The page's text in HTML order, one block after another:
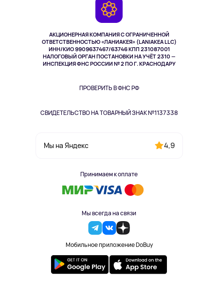
АКЦИОНЕРНАЯ КОМПАНИЯ С ОГРАНИЧЕННОЙ
ОТВЕТСТВЕННОСТЬЮ «ЛАНИАКЕЯ» (LANIAKEA LLC)
ИНН/КИО 9909637467/63746 КПП 231087001
НАЛОГОВЫЙ ОРГАН ПОСТАНОВКИ НА УЧЁТ 2310 —
ИНСПЕКЦИЯ ФНС РОССИИ № 2 ПО Г. КРАСНОДАРУ
ПРОВЕРИТЬ В ФНС РФ
СВИДЕТЕЛЬСТВО НА ТОВАРНЫЙ ЗНАК №1137338
Мы на Яндекс 4,9
Принимаем к оплате
Мы всегда на связи
Мобильное приложение DoBuy
Здоровье питомцев
Одежда и аксессуары